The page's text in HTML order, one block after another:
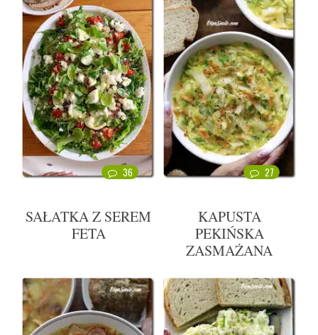
36
SAŁATKA Z SEREM
FETA
27
KAPUSTA
PEKIŃSKA
ZASMAŻANA